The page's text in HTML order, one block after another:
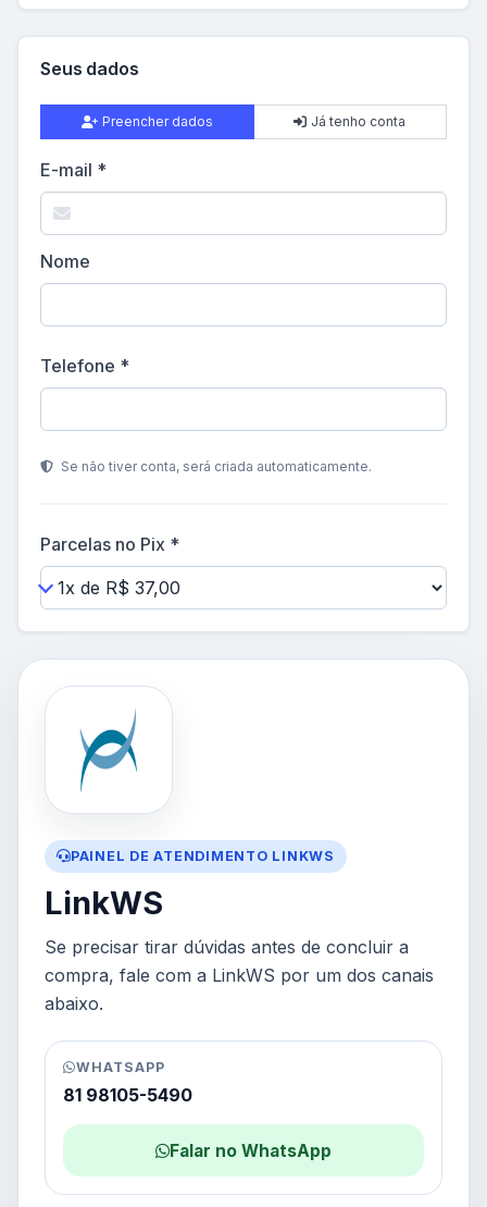
PAINEL DE ATENDIMENTO LINKWS
LinkWS
Se precisar tirar dúvidas antes de concluir a
compra, fale com a LinkWS por um dos canais
abaixo.
WHATSAPP
81 98105-5490
Falar no WhatsApp
Seus dados
Preencher dados Já tenho conta
E-mail *
Nome
Telefone *
Se não tiver conta, será criada automaticamente.
Parcelas no Pix *